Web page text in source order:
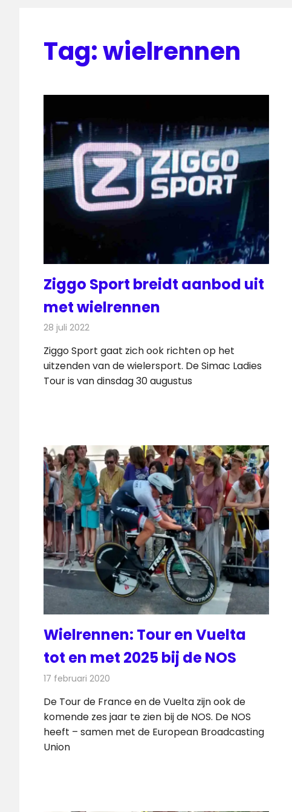
Tag:wielrennen
Ziggo Sport breidt aanbod uit
met wielrennen
28 juli 2022
Ziggo Sport gaat zich ook richten op het
uitzenden van de wielersport. De Simac Ladies
Tour is van dinsdag 30 augustus
Wielrennen: Tour en Vuelta
tot en met 2025 bij de NOS
17 februari 2020
De Tour de France en de Vuelta zijn ook de
komende zes jaar te zien bij de NOS. De NOS
heeft – samen met de European Broadcasting
Union